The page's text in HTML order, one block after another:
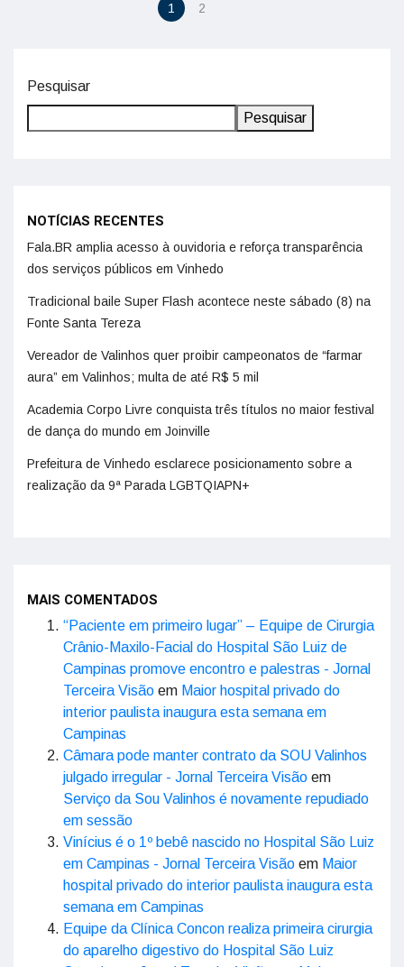
1 2
Pesquisar
Pesquisar
NOTÍCIAS RECENTES
Fala.BR amplia acesso à ouvidoria e reforça transparência
dos serviços públicos em Vinhedo
Tradicional baile Super Flash acontece neste sábado (8) na
Fonte Santa Tereza
Vereador de Valinhos quer proibir campeonatos de “farmar
aura” em Valinhos; multa de até R$ 5 mil
Academia Corpo Livre conquista três títulos no maior festival
de dança do mundo em Joinville
Prefeitura de Vinhedo esclarece posicionamento sobre a
realização da 9ª Parada LGBTQIAPN+
MAIS COMENTADOS
“Paciente em primeiro lugar” – Equipe de Cirurgia
Crânio-Maxilo-Facial do Hospital São Luiz de
Campinas promove encontro e palestras - Jornal
Terceira Visão em Maior hospital privado do
interior paulista inaugura esta semana em
Campinas
Câmara pode manter contrato da SOU Valinhos
julgado irregular - Jornal Terceira Visão em
Serviço da Sou Valinhos é novamente repudiado
em sessão
Vinícius é o 1º bebê nascido no Hospital São Luiz
em Campinas - Jornal Terceira Visão em Maior
hospital privado do interior paulista inaugura esta
semana em Campinas
Equipe da Clínica Concon realiza primeira cirurgia
do aparelho digestivo do Hospital São Luiz